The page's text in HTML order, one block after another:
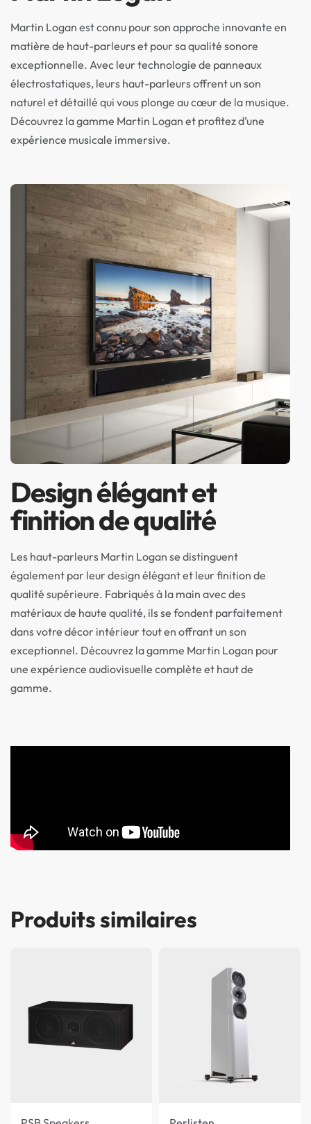
Martin Logan est connu pour son approche innovante en
matière de haut-parleurs et pour sa qualité sonore
exceptionnelle. Avec leur technologie de panneaux
électrostatiques, leurs haut-parleurs offrent un son
naturel et détaillé qui vous plonge au cœur de la musique.
Découvrez la gamme Martin Logan et profitez d’une
expérience musicale immersive.
Design élégant et
finition de qualité
Les haut-parleurs Martin Logan se distinguent
également par leur design élégant et leur finition de
qualité supérieure. Fabriqués à la main avec des
matériaux de haute qualité, ils se fondent parfaitement
dans votre décor intérieur tout en offrant un son
exceptionnel. Découvrez la gamme Martin Logan pour
une expérience audiovisuelle complète et haut de
gamme.
Produits similaires